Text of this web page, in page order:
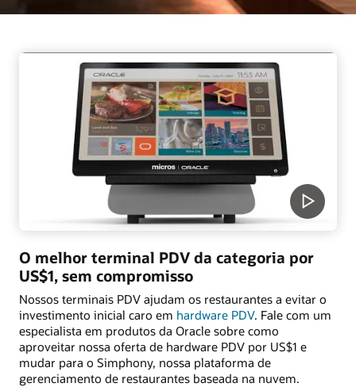
O melhor terminal PDV da categoria por
US$1, sem compromisso
Nossos terminais PDV ajudam os restaurantes a evitar o
investimento inicial caro em hardware PDV. Fale com um
especialista em produtos da Oracle sobre como
aproveitar nossa oferta de hardware PDV por US$1 e
mudar para o Simphony, nossa plataforma de
gerenciamento de restaurantes baseada na nuvem.